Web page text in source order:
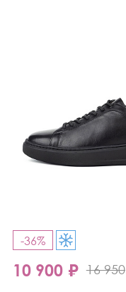
-36%
10 900 ₽ 16 950